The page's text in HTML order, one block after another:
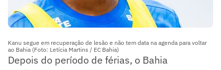
Kanu segue em recuperação de lesão e não tem data na agenda para voltar
ao Bahia (Foto: Letícia Martins / EC Bahia)
Depois do período de férias, o Bahia